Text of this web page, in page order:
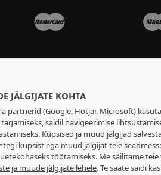
JÄLGIJATE KOHTA
partnerid (Google, Hotjar, Microsoft)
saidil navigeerimise
Küpsised ja muud jälgijad
küpsist ega muud jälgijat teie
töötamiseks. Me säilitame
ja muude jälgijate lehele. Te saate saidi